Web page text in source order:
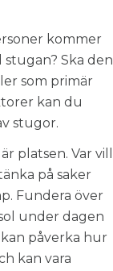
kommer
Ska den
som primär
kan du
stugor.
platsen. Var vill
på saker
Fundera över
under dagen
påverka hur
kan vara